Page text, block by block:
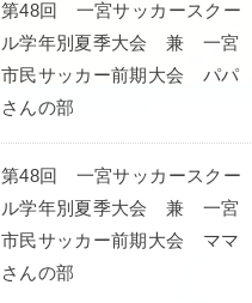
第48回 一宮サッカースクー
ル学年別夏季大会 兼 一宮
市民サッカー前期大会 パパ
さんの部
第48回 一宮サッカースクー
ル学年別夏季大会 兼 一宮
市民サッカー前期大会 ママ
さんの部